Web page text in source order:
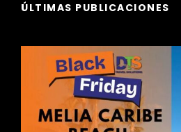
ÚLTIMAS PUBLICACIONES